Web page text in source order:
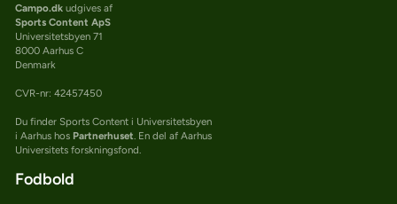
Campo.dkudgives af
Sports Content ApS
Universitetsbyen 71
8000 Aarhus C
Denmark
CVR-nr: 42457450
Du finder Sports Content i Universitetsbyen
i Aarhus hos Partnerhuset. En del af Aarhus
Universitets forskningsfond.
Fodbold